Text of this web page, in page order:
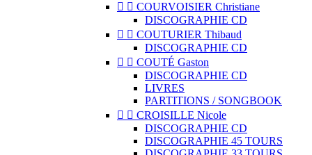
  COURVOISIER Christiane
DISCOGRAPHIE CD
  COUTURIER Thibaud
DISCOGRAPHIE CD
  COUTÉ Gaston
DISCOGRAPHIE CD
LIVRES
PARTITIONS / SONGBOOK
  CROISILLE Nicole
DISCOGRAPHIE CD
DISCOGRAPHIE 45 TOURS